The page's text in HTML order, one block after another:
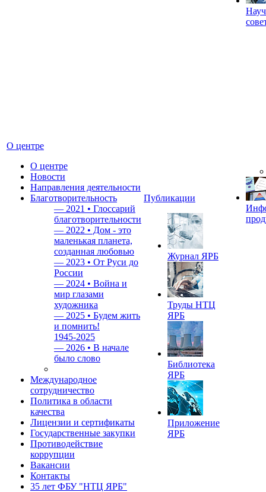
О центре
О центре
Новости
Направления деятельности
Благотворительность
— 2021 • Глоссарий
благотворительности
— 2022 • Дом - это
маленькая планета,
созданная любовью
— 2023 • От Руси до
России
— 2024 • Война и
мир глазами
художника
— 2025 • Будем жить
и помнить!
1945-2025
— 2026 • В начале
было слово
Международное
сотрудничество
Политика в области
качества
Лицензии и сертификаты
Государственные закупки
Противодействие
коррупции
Вакансии
Контакты
35 лет ФБУ "НТЦ ЯРБ"
Публикации
Журнал ЯРБ
Труды НТЦ
ЯРБ
Библиотека
ЯРБ
Приложение
ЯРБ